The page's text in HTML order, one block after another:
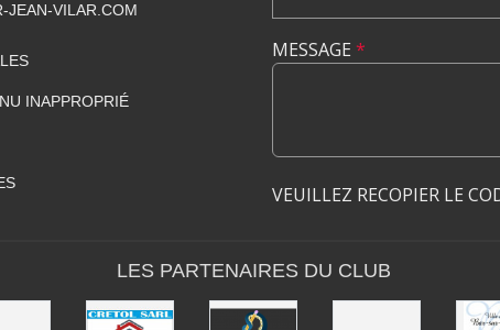
JEAN-VILAR.COM
INAPPROPRIÉ
MESSAGE *
VEUILLEZ RECOPIER LE
LES PARTENAIRES DU CLUB